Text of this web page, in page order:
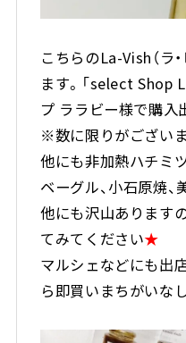
こちらのLa-Vish（ラ
ます。「select Shop
プ ララビー様で購入
※数に限りがござい
他にも非加熱ハチミ
ベーグル、小石原焼
他にも沢山あります
てみてください★
マルシェなどにも出
ら即買いまちがいな